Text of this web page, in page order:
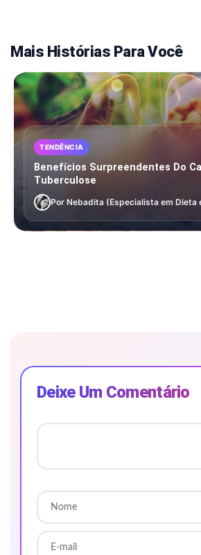
Mais Histórias Para Você
TENDÊNCIA
Benefícios Surpreendentes Do
Tuberculose
Por Nebadita (Especialista em Dieta
Deixe Um Comentário